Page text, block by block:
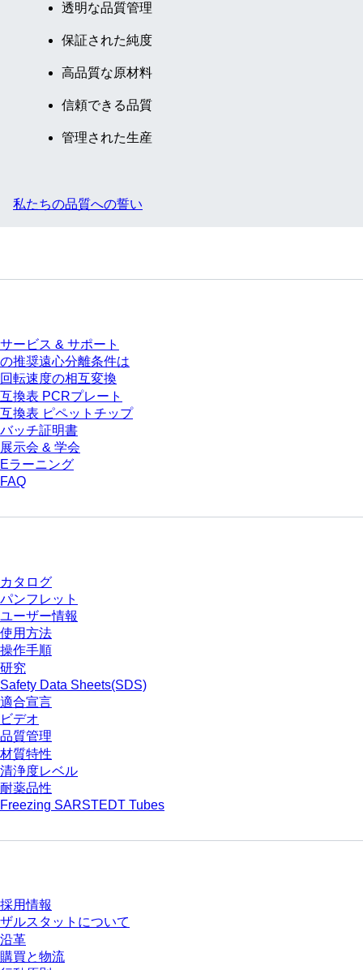
透明な品質管理
保証された純度
高品質な原材料
信頼できる品質
管理された生産
私たちの品質への誓い
サービス & サポート
の推奨遠心分離条件は
回転速度の相互変換
互換表 PCRプレート
互換表 ピペットチップ
バッチ証明書
展示会 & 学会
Eラーニング
FAQ
カタログ
パンフレット
ユーザー情報
使用方法
操作手順
研究
Safety Data Sheets(SDS)
適合宣言
ビデオ
品質管理
材質特性
清浄度レベル
耐薬品性
Freezing SARSTEDT Tubes
採用情報
ザルスタットについて
沿革
購買と物流